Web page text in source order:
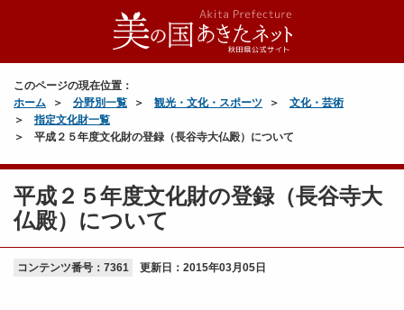
このページの現在位置：
ホーム
分野別一覧 観光・文化・スポーツ
文化・芸術
指定文化財一覧
平成２５年度文化財の登録（長谷寺大仏殿）について
平成２５年度文化財の登録（長谷寺大
仏殿）について
コンテンツ番号：7361 更新日： 2015年03月05日